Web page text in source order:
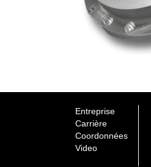
Entreprise
Carrière
Coordonnées
Video